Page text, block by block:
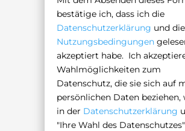
bestätige ich, dass ich die
Datenschutzerklärung und die
Nutzungsbedingungen
akzeptiert habe. Ich
Wahlmöglichkeiten zum
Datenschutz, die sie sich auf
persönlichen Daten beziehen,
in der Datenschutzerklärung
"Ihre Wahl des Datenschutzes"